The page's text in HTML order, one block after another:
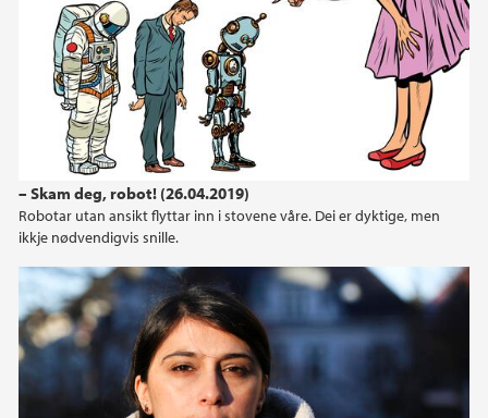
– Skam deg, robot! (26.04.2019)
Robotar utan ansikt flyttar inn i stovene våre. Dei er dyktige, men
ikkje nødvendigvis snille.